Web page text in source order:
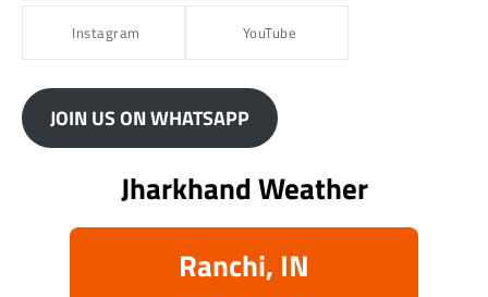
Instagram YouTube
JOIN US ON WHATSAPP
Jharkhand Weather
Ranchi, IN